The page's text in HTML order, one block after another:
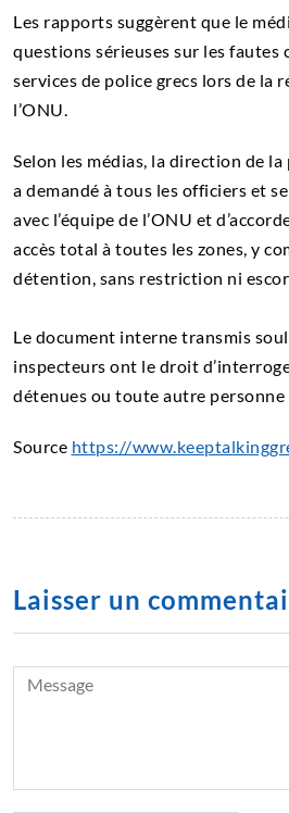
Les rapports suggèrent que le
questions sérieuses sur les fautes
services de police grecs lors de la
l’ONU.
Selon les médias, la direction de la
a demandé à tous les officiers et
avec l’équipe de l’ONU et
accès total à toutes les zones, y
détention, sans restriction ni
Le document interne transmis
inspecteurs ont le droit
détenues ou toute autre personne
Source https://
Laisser un